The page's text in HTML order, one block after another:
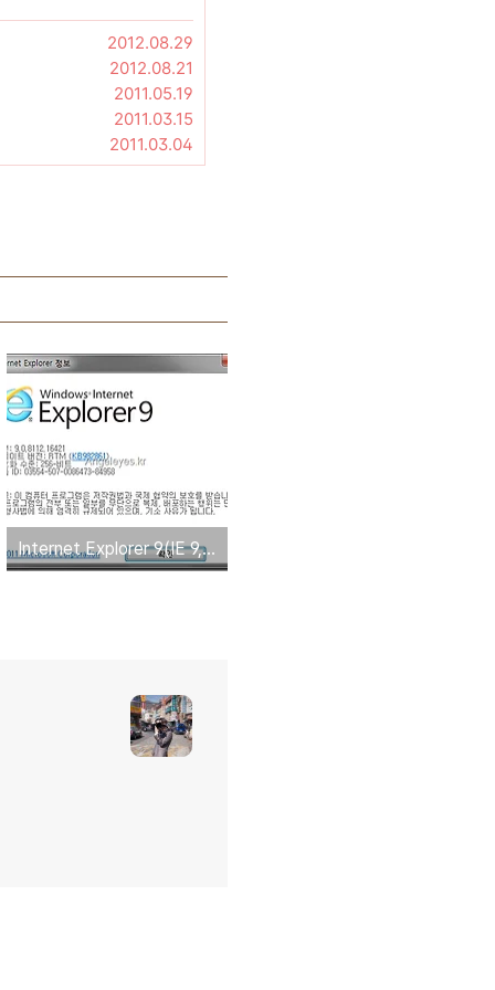
2012.08.29
2012.08.21
2011.05.19
2011.03.15
2011.03.04
Internet Explorer 9(IE 9, 인터넷 익스플로러 9) 정식 출시~